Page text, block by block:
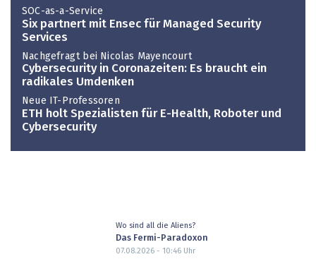
SOC-as-a-Service
Six partnert mit Ensec für Managed Security
Services
Nachgefragt bei Nicolas Mayencourt
Cybersecurity in Coronazeiten: Es braucht ein
radikales Umdenken
Neue IT-Professoren
ETH holt Spezialisten für E-Health, Roboter und
Cybersecurity
Wo sind all die Aliens?
Das Fermi-Paradoxon
07.08.2026 - 10:46Uhr